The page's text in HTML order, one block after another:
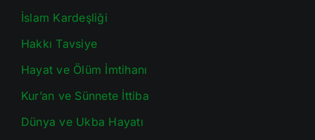
İslam Kardeşliği
Hakkı Tavsiye
Hayat ve Ölüm İmtihanı
Kur’an ve Sünnete İttiba
Dünya ve Ukba Hayatı